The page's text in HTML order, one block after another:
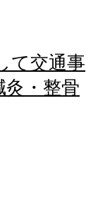
て交通事
・整骨